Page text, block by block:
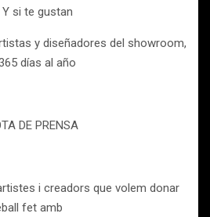
si te gustan
y diseñadores del showroom,
días al año
DE PRENSA
i creadors que volem donar
fet amb